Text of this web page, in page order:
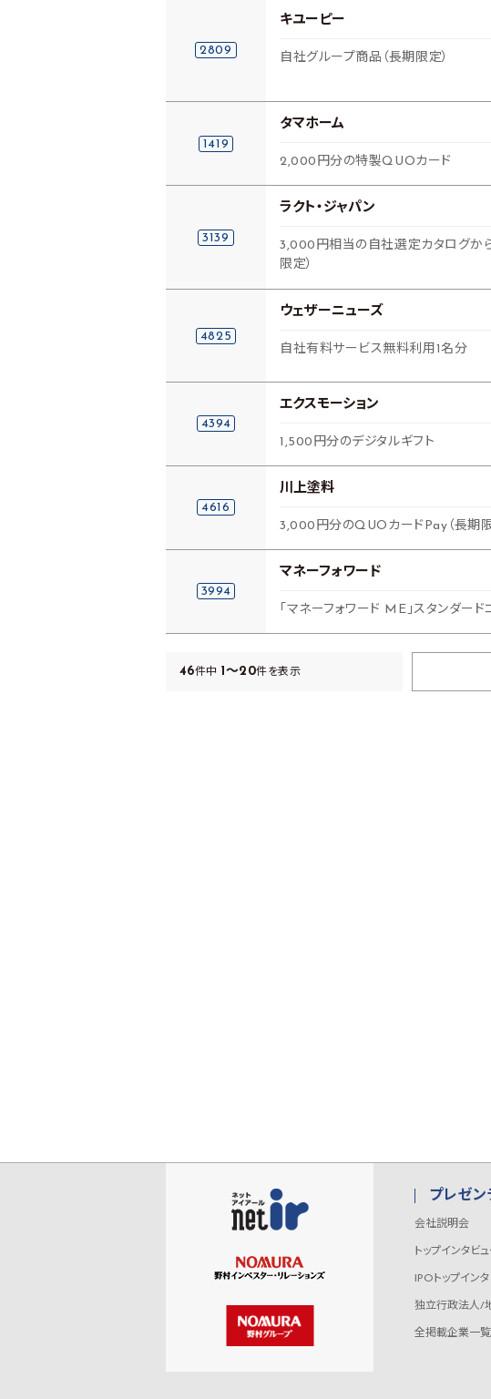
2809
キユーピー
自社グループ商品（長期限定）
1419
タマホーム
2,000円分の特製QUOカード
3139
ラクト・ジャパン
3,000円相当の自社選定カタログか
限定）
4825
ウェザーニューズ
自社有料サービス無料利用1名分
4394
エクスモーション
1,500円分のデジタルギフト
4616
川上塗料
3,000円分のQUOカードPay（長期限
3994
マネーフォワード
「マネーフォワード ME」スタンダー
46件中 1～20件を表示
プレゼン
会社説明会
トップインタビ
IPOトップイン
独立行政法人/
全掲載企業一覧